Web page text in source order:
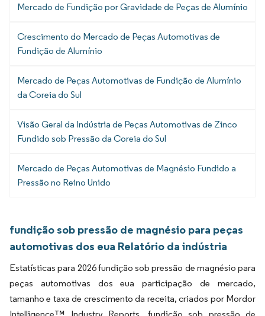
Mercado de Fundição por Gravidade de Peças de Alumínio
Crescimento do Mercado de Peças Automotivas de
Fundição de Alumínio
Mercado de Peças Automotivas de Fundição de Alumínio
da Coreia do Sul
Visão Geral da Indústria de Peças Automotivas de Zinco
Fundido sob Pressão da Coreia do Sul
Mercado de Peças Automotivas de Magnésio Fundido a
Pressão no Reino Unido
fundição sob pressão de magnésio para peças
automotivas dos eua Relatório da indústria
Estatísticas para 2026 fundição sob pressão de magnésio para
peças automotivas dos eua participação de mercado,
tamanho e taxa de crescimento da receita, criados por Mordor